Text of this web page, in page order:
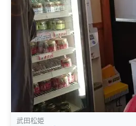
武田松姫